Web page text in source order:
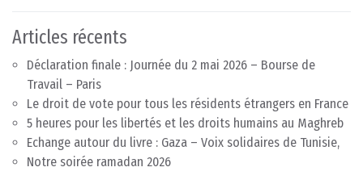
Articles récents
Déclaration finale : Journée du 2 mai 2026 – Bourse de
Travail – Paris
Le droit de vote pour tous les résidents étrangers en France
5 heures pour les libertés et les droits humains au Maghreb
Echange autour du livre : Gaza – Voix solidaires de Tunisie,
Notre soirée ramadan 2026